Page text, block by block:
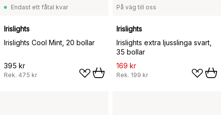
Endast ett fåtal kvar
Irislights
Irislights Cool Mint, 20 bollar
395 kr
Rek. 475 kr
På väg till oss
Irislights
Irislights extra ljusslinga svart,
35 bollar
169 kr
Rek. 199 kr